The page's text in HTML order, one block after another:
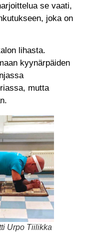
se vaati,
joka on
lihasta.
kyynärpäiden
mutta
Urpo Tiilikka